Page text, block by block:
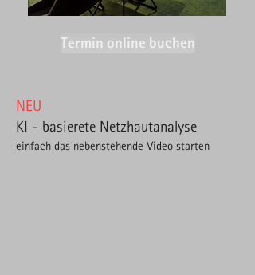
Termin online buchen
NEU
KI - basierete Netzhautanalyse
einfach das nebenstehende Video starten